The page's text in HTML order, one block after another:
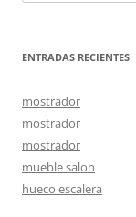
ENTRADAS RECIENTES
mostrador
mostrador
mostrador
mueble salon
hueco escalera